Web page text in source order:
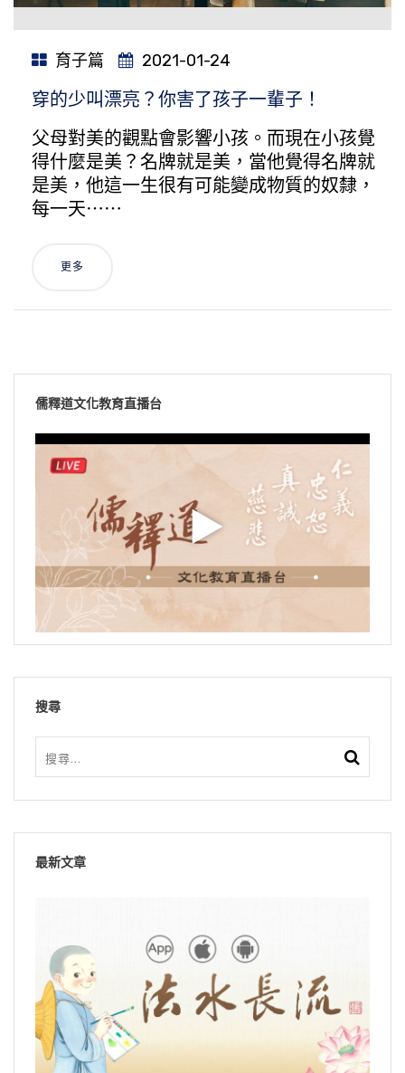
育子篇 2021-01-24
穿的少叫漂亮？你害了孩子一輩子！
父母對美的觀點會影響小孩。而現在小孩覺
得什麼是美？名牌就是美，當他覺得名牌就
是美，他這一生很有可能變成物質的奴隸，
每一天⋯⋯
更多
儒釋道文化教育直播台
搜尋
最新文章